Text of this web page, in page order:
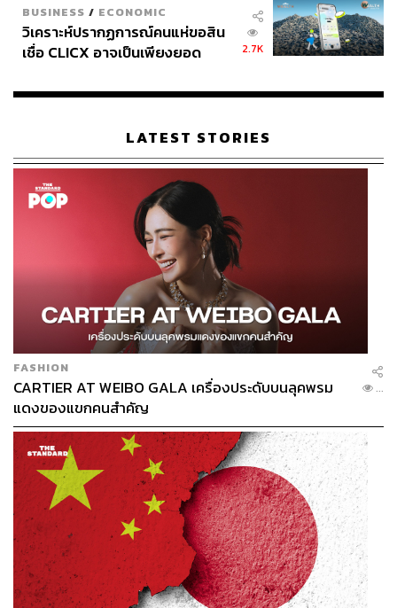
BUSINESS / ECONOMIC
วิเคราะห์ปรากฏการณ์คนแห่ขอสิน
เชื่อ CLICX อาจเป็นเพียงยอด
เรือนไทยที่ถูกซุกไว้
2.7K
LATEST STORIES
FASHION
CARTIER AT WEIBO GALA เครื่องประดับบนลุคพรม
แดงของแขกคนสำคัญ
...